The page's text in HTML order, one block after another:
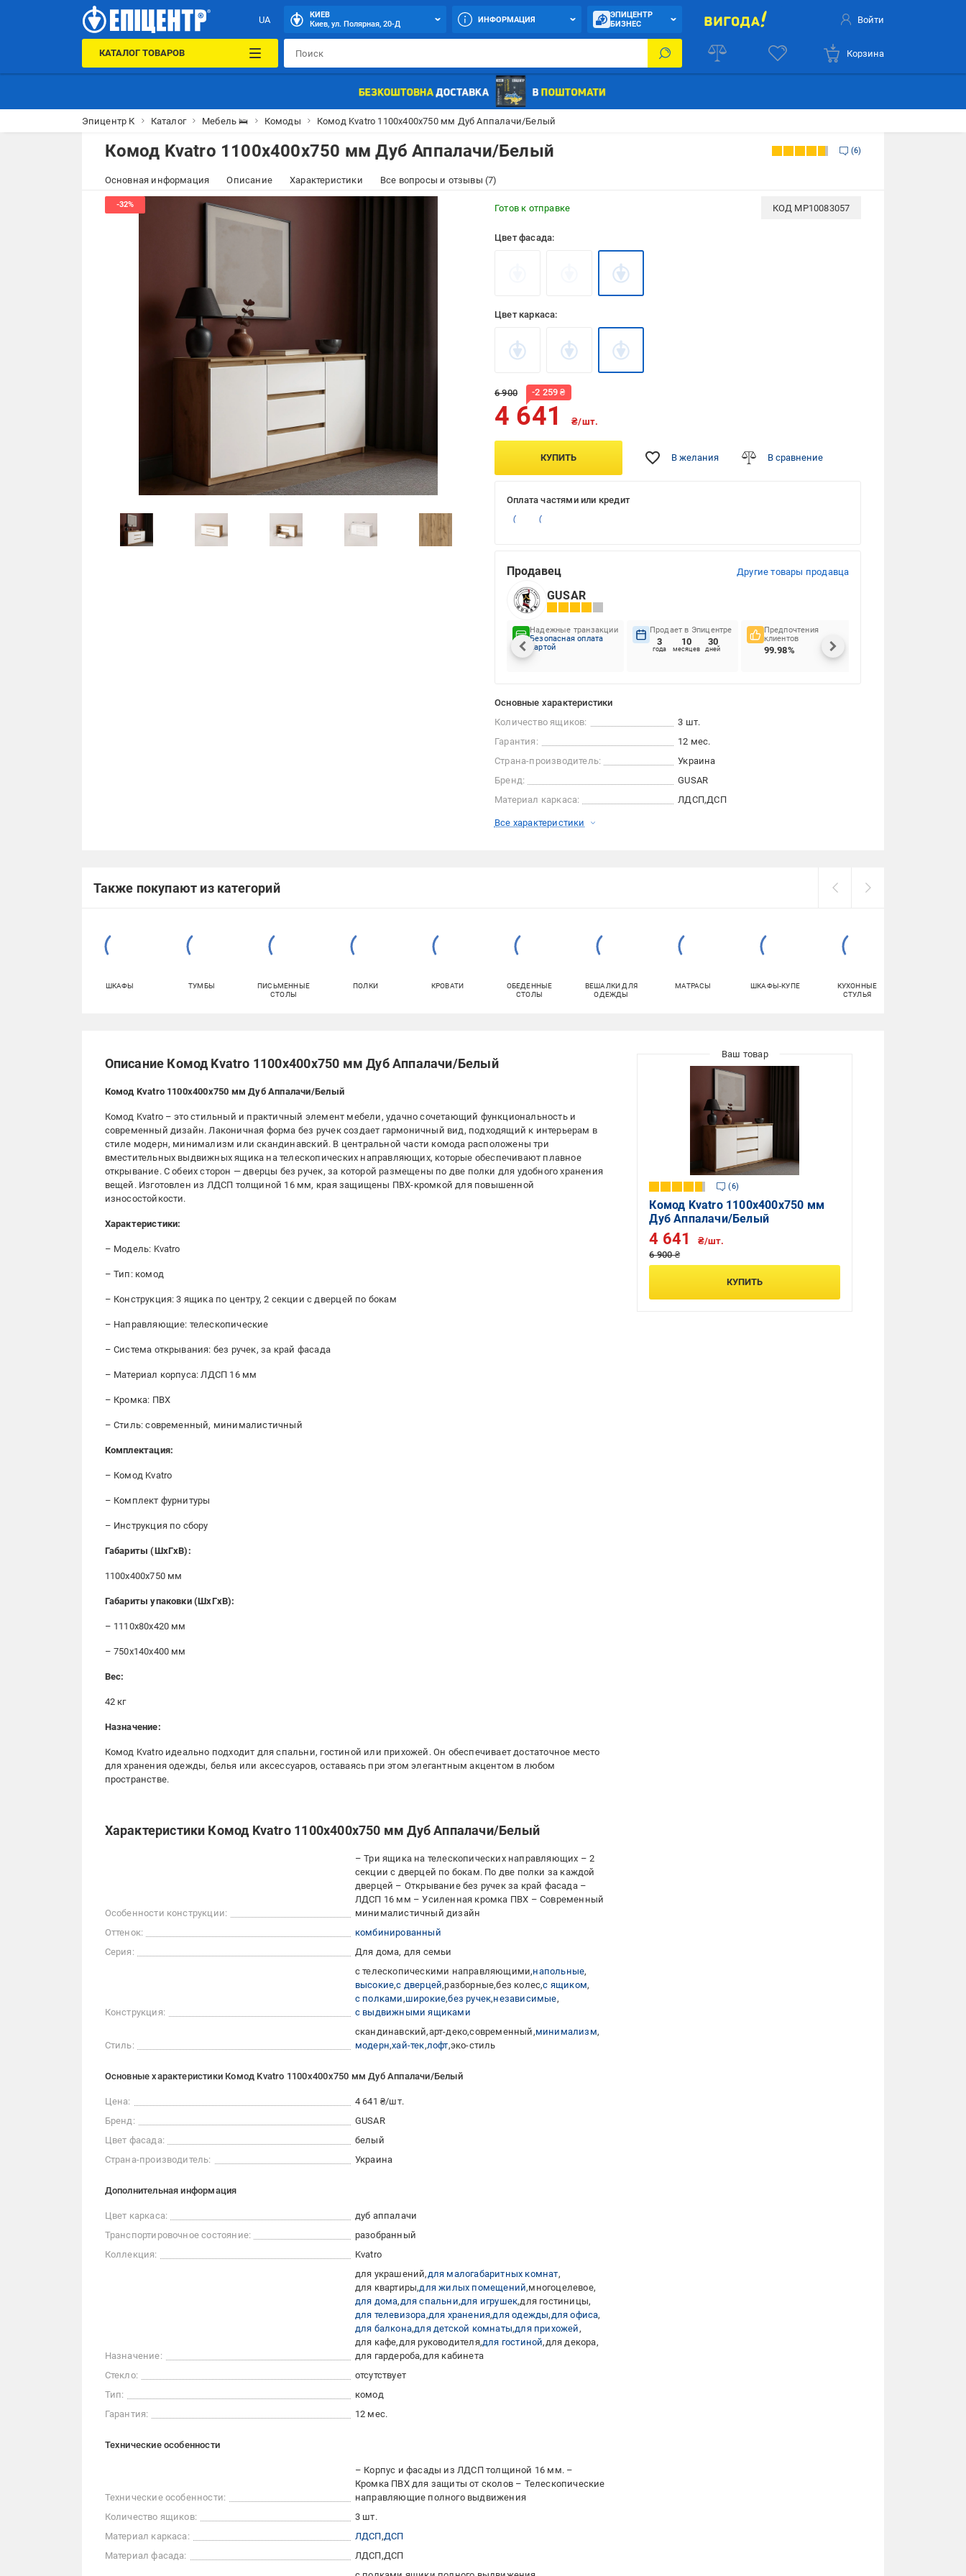
UA
КИЕВ
Киев, ул. Полярная, 20-Д
ИНФОРМАЦИЯ
ЭПИЦЕНТР
БИЗНЕС
Войти
КАТАЛОГ ТОВАРОВ Корзина
Эпицентр К Каталог Мебель 🛌 Комоды Комод Kvatro 1100х400х750 мм Дуб Аппалачи/Белый
Комод Kvatro 1100х400х750 мм Дуб Аппалачи/Белый 6
Основная информация Описание Характеристики Все вопросы и отзывы (7)
Готов к отправке КОД MP10083057
Цвет фасада:
Цвет каркаса:
6 900 -2 259 ₴
4 641 ₴/шт.
КУПИТЬ В желания В сравнение
Оплата частями или кредит
Продавец Другие товары продавца
GUSAR
Надежные транзакции
Безопасная оплата
картой
Продает в Эпицентре
3
года
10
месяцев
30
дней
Предпочтения
клиентов
99.98%
Основные характеристики
Количество ящиков:
3 шт.
Гарантия:
12 мес.
Страна-производитель:
Украина
Бренд:
GUSAR
Материал каркаса:
ЛДСП ДСП
Все характеристики
Также покупают из категорий
ШКАФЫ ТУМБЫ
ПИСЬМЕННЫЕ
СТОЛЫ
ПОЛКИ КРОВАТИ
ОБЕДЕННЫЕ
СТОЛЫ
ВЕШАЛКИ ДЛЯ
ОДЕЖДЫ
МАТРАСЫ ШКАФЫ-КУПЕ
КУХОННЫЕ
СТУЛЬЯ
Описание Комод Kvatro 1100х400х750 мм Дуб Аппалачи/Белый
Комод Kvatro 1100х400х750 мм Дуб Аппалачи/Белый
Комод Kvatro – это стильный и практичный элемент мебели, удачно сочетающий функциональность и
современный дизайн. Лаконичная форма без ручек создает гармоничный вид, подходящий к интерьерам в
стиле модерн, минимализм или скандинавский. В центральной части комода расположены три
вместительных выдвижных ящика на телескопических направляющих, которые обеспечивают плавное
открывание. С обеих сторон — дверцы без ручек, за которой размещены по две полки для удобного хранения
вещей. Изготовлен из ЛДСП толщиной 16 мм, края защищены ПВХ-кромкой для повышенной
износостойкости.
Характеристики:
– Модель: Kvatro
– Тип: комод
– Конструкция: 3 ящика по центру, 2 секции с дверцей по бокам
– Направляющие: телескопические
– Система открывания: без ручек, за край фасада
– Материал корпуса: ЛДСП 16 мм
– Кромка: ПВХ
– Стиль: современный, минималистичный
Комплектация:
– Комод Kvatro
– Комплект фурнитуры
– Инструкция по сбору
Габариты (ШxГxВ):
1100x400x750 мм
Габариты упаковки (ШxГxВ):
– 1110x80x420 мм
– 750x140x400 мм
Вес:
42 кг
Назначение:
Комод Kvatro идеально подходит для спальни, гостиной или прихожей. Он обеспечивает достаточное место
для хранения одежды, белья или аксессуаров, оставаясь при этом элегантным акцентом в любом
пространстве.
Характеристики Комод Kvatro 1100х400х750 мм Дуб Аппалачи/Белый
Особенности конструкции:
– Три ящика на телескопических направляющих – 2
секции с дверцей по бокам. По две полки за каждой
дверцей – Открывание без ручек за край фасада –
ЛДСП 16 мм – Усиленная кромка ПВХ – Современный
минималистичный дизайн
Оттенок:
комбинированный
Серия:
Для дома, для семьи
Конструкция:
с телескопическими направляющими напольные
высокие с дверцей разборные без колес с ящиком
с полками широкие без ручек независимые
с выдвижными ящиками
Стиль:
скандинавский арт-деко современный минимализм
модерн хай-тек лофт эко-стиль
Основные характеристики Комод Kvatro 1100х400х750 мм Дуб Аппалачи/Белый
Цена:
4 641 ₴/шт.
Бренд:
GUSAR
Цвет фасада:
белый
Страна-производитель:
Украина
Дополнительная информация
Цвет каркаса:
дуб аппалачи
Транспортировочное состояние:
разобранный
Коллекция:
Kvatro
Назначение:
для украшений для малогабаритных комнат
для квартиры для жилых помещений многоцелевое
для дома для спальни для игрушек для гостиницы
для телевизора для хранения для одежды для офиса
для балкона для детской комнаты для прихожей
для кафе для руководителя для гостиной для декора
для гардероба для кабинета
Стекло:
отсутствует
Тип:
комод
Гарантия:
12 мес.
Технические особенности
Технические особенности:
– Корпус и фасады из ЛДСП толщиной 16 мм. –
Кромка ПВХ для защиты от сколов – Телескопические
направляющие полного выдвижения
Количество ящиков:
3 шт.
Материал каркаса:
ЛДСП ДСП
Материал фасада:
ЛДСП ДСП
6
Комод Kvatro 1100х400х750 мм
Дуб Аппалачи/Белый
6 900 ₴
4 641 ₴/шт.
КУПИТЬ